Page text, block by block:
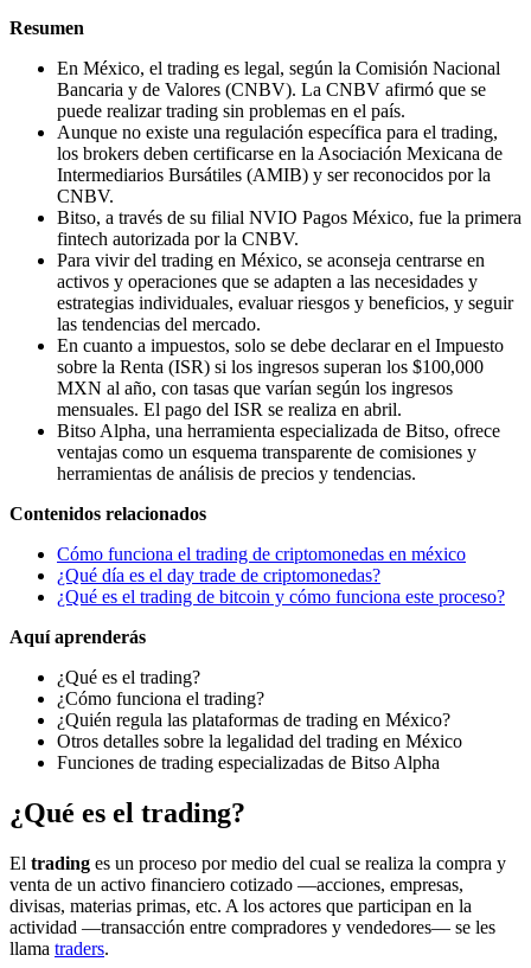
Resumen
En México, el trading es legal, según la Comisión Nacional
Bancaria y de Valores (CNBV). La CNBV afirmó que se
puede realizar trading sin problemas en el país.
Aunque no existe una regulación específica para el trading,
los brokers deben certificarse en la Asociación Mexicana de
Intermediarios Bursátiles (AMIB) y ser reconocidos por la
CNBV.
Bitso, a través de su filial NVIO Pagos México, fue la primera
fintech autorizada por la CNBV.
Para vivir del trading en México, se aconseja centrarse en
activos y operaciones que se adapten a las necesidades y
estrategias individuales, evaluar riesgos y beneficios, y seguir
las tendencias del mercado.
En cuanto a impuestos, solo se debe declarar en el Impuesto
sobre la Renta (ISR) si los ingresos superan los $100,000
MXN al año, con tasas que varían según los ingresos
mensuales. El pago del ISR se realiza en abril.
Bitso Alpha, una herramienta especializada de Bitso, ofrece
ventajas como un esquema transparente de comisiones y
herramientas de análisis de precios y tendencias.
Contenidos relacionados
Cómo funciona el trading de criptomonedas en méxico
¿Qué día es el day trade de criptomonedas?
¿Qué es el trading de bitcoin y cómo funciona este proceso?
Aquí aprenderás
¿Qué es el trading?
¿Cómo funciona el trading?
¿Quién regula las plataformas de trading en México?
Otros detalles sobre la legalidad del trading en México
Funciones de trading especializadas de Bitso Alpha
¿Qué es el trading?
El trading es un proceso por medio del cual se realiza la compra y
venta de un activo financiero cotizado —acciones, empresas,
divisas, materias primas, etc. A los actores que participan en la
actividad —transacción entre compradores y vendedores— se les
llama traders.